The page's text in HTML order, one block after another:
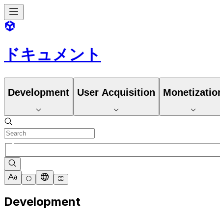
ドキュメント
Development User Acquisition
Development